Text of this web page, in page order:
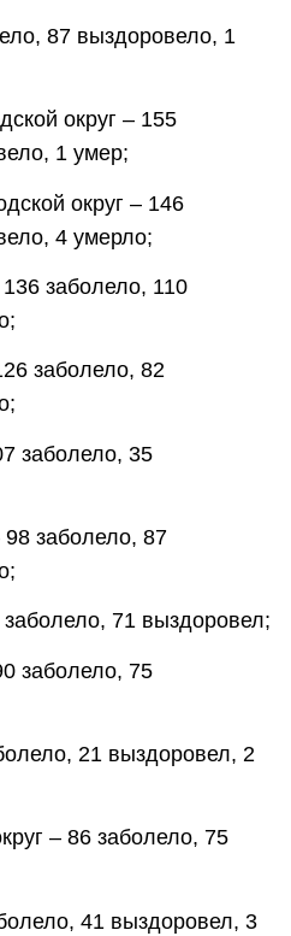
87 выздоровело, 1
округ – 155
1 умер;
округ – 146
4 умерло;
заболело, 110
заболело, 82
заболело, 35
заболело, 87
71 выздоровел;
заболело, 75
21 выздоровел, 2
– 86 заболело, 75
41 выздоровел, 3